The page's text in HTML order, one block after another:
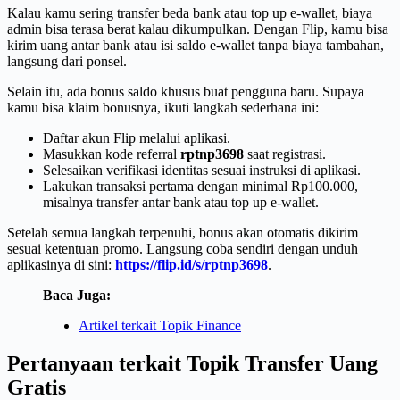
Kalau kamu sering transfer beda bank atau top up e-wallet, biaya
admin bisa terasa berat kalau dikumpulkan. Dengan Flip, kamu bisa
kirim uang antar bank atau isi saldo e-wallet tanpa biaya tambahan,
langsung dari ponsel.
Selain itu, ada bonus saldo khusus buat pengguna baru. Supaya
kamu bisa klaim bonusnya, ikuti langkah sederhana ini:
Daftar akun Flip melalui aplikasi.
Masukkan kode referral rptnp3698 saat registrasi.
Selesaikan verifikasi identitas sesuai instruksi di aplikasi.
Lakukan transaksi pertama dengan minimal Rp100.000,
misalnya transfer antar bank atau top up e-wallet.
Setelah semua langkah terpenuhi, bonus akan otomatis dikirim
sesuai ketentuan promo. Langsung coba sendiri dengan unduh
aplikasinya di sini: https://flip.id/s/rptnp3698.
Baca Juga:
Artikel terkait Topik Finance
Pertanyaan terkait Topik Transfer Uang
Gratis